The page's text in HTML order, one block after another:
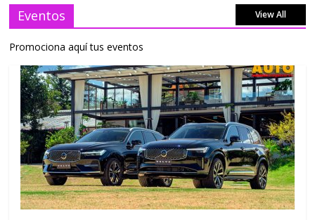
Eventos View All
Promociona aquí tus eventos